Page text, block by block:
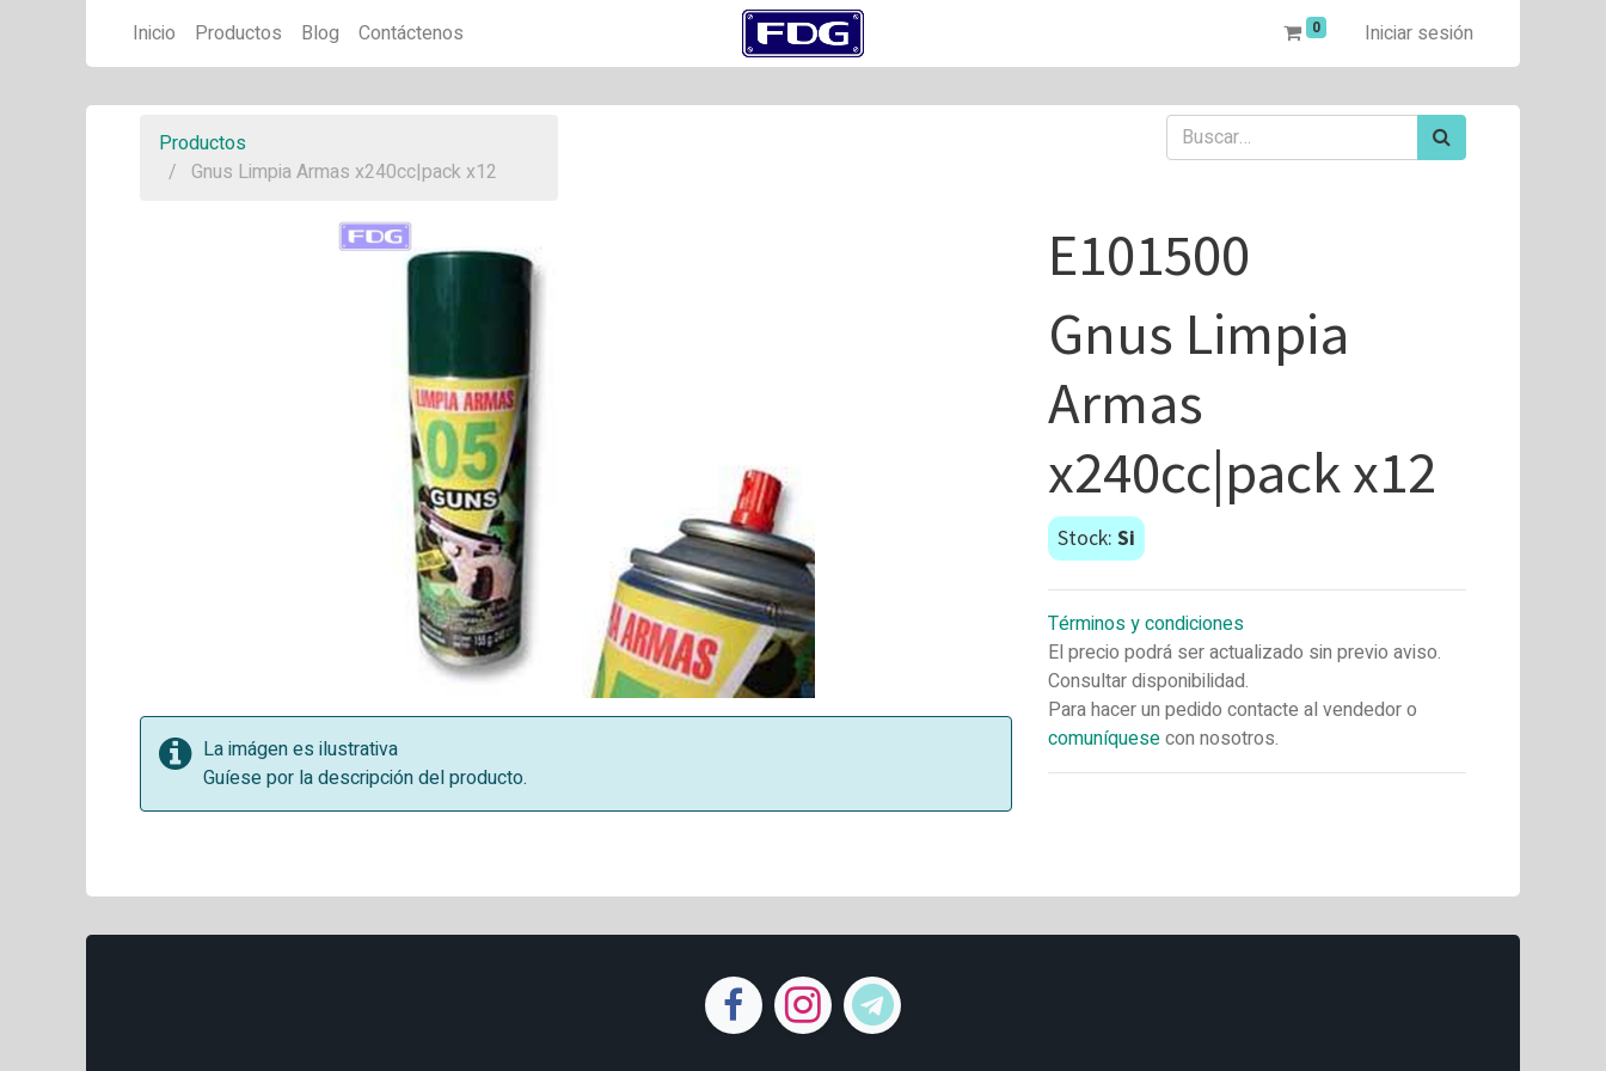
Inicio Productos Blog Contáctenos 0 Iniciar sesión
Productos
Gnus Limpia Armas x240cc|pack x12
La imágen es ilustrativa
Guíese por la descripción del producto.
E101500
Gnus Limpia
Armas
x240cc|pack x12
Stock: Si
Términos y condiciones
El precio podrá ser actualizado sin previo aviso.
Consultar disponibilidad.
Para hacer un pedido contacte al vendedor o
comuníquesecon nosotros.